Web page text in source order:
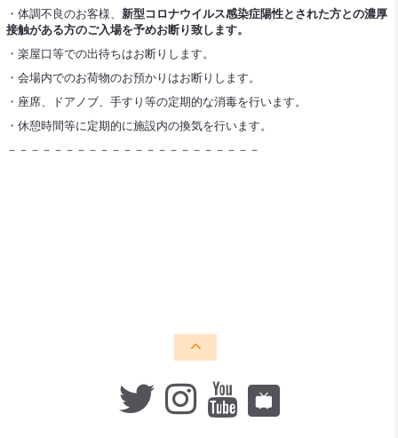
・体調不良のお客様、 新型コロナウイルス感染症陽性とされた方との濃厚
接触がある方のご入場を予めお断り致します。
・楽屋口等での出待ちはお断りします。
・会場内でのお荷物のお預かりはお断りします。
・座席、ドアノブ、手すり等の定期的な消毒を行います。
・休憩時間等に定期的に施設内の換気を行います。
－－－－－－－－－－－－－－－－－－－－－－